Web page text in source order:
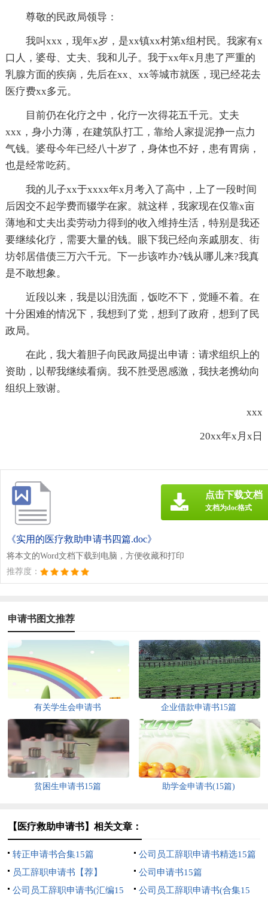
尊敬的民政局领导：
我叫xxx，现年x岁，是xx镇xx村第x组村民。我家有x
口人，婆母、丈夫、我和儿子。我于xx年x月患了严重的
乳腺方面的疾病，先后在xx、xx等城市就医，现已经花去
医疗费xx多元。
目前仍在化疗之中，化疗一次得花五千元。丈夫
xxx，身小力薄，在建筑队打工，靠给人家提泥挣一点力
气钱。婆母今年已经八十岁了，身体也不好，患有胃病，
也是经常吃药。
我的儿子xx于xxxx年x月考入了高中，上了一段时间
后因交不起学费而辍学在家。就这样，我家现在仅靠x亩
薄地和丈夫出卖劳动力得到的收入维持生活，特别是我还
要继续化疗，需要大量的钱。眼下我已经向亲戚朋友、街
坊邻居借债三万六千元。下一步该咋办?钱从哪儿来?我真
是不敢想象。
近段以来，我是以泪洗面，饭吃不下，觉睡不着。在
十分困难的情况下，我想到了党，想到了政府，想到了民
政局。
在此，我大着胆子向民政局提出申请：请求组织上的
资助，以帮我继续看病。我不胜受恩感激，我扶老携幼向
组织上致谢。
xxx
20xx年x月x日
《实用的医疗救助申请书四篇.doc》
将本文的Word文档下载到电脑，方便收藏和打印
推荐度：
点击下载文档
文档为doc格式
申请书图文推荐
有关学生会申请书 企业借款申请书15篇
贫困生申请书15篇 助学金申请书(15篇)
【医疗救助申请书】相关文章：
转正申请书合集15篇
公司员工辞职申请书精选15篇
员工辞职申请书【荐】
公司申请书15篇
公司员工辞职申请书(汇编15
公司员工辞职申请书(合集15